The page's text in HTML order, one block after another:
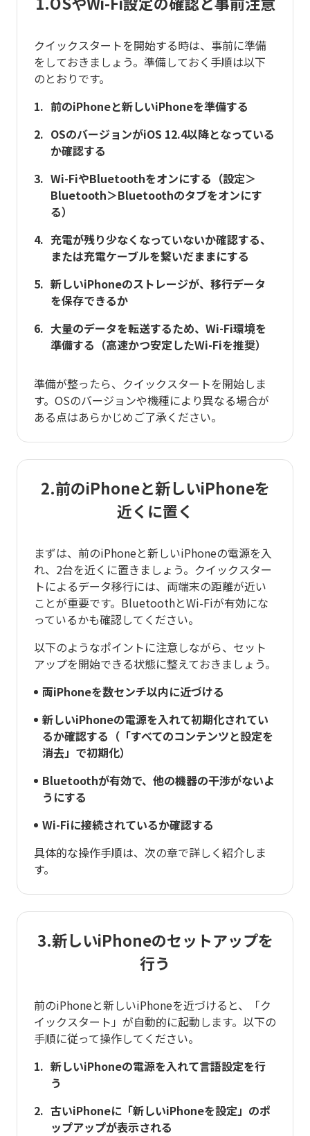
クイックスタートを開始する時は、事前に準備
をしておきましょう。準備しておく手順は以下
のとおりです。
前のiPhoneと新しいiPhoneを準備する
OSのバージョンがiOS 12.4以降となっている
か確認する
Wi-FiやBluetoothをオンにする（設定＞
Bluetooth＞Bluetoothのタブをオンにす
る）
充電が残り少なくなっていないか確認する、
または充電ケーブルを繋いだままにする
新しいiPhoneのストレージが、移行データ
を保存できるか
大量のデータを転送するため、Wi-Fi環境を
準備する（高速かつ安定したWi-Fiを推奨）
準備が整ったら、クイックスタートを開始しま
す。OSのバージョンや機種により異なる場合が
ある点はあらかじめご了承ください。
2.前のiPhoneと新しいiPhoneを
近くに置く
まずは、前のiPhoneと新しいiPhoneの電源を入
れ、2台を近くに置きましょう。クイックスター
トによるデータ移行には、両端末の距離が近い
ことが重要です。BluetoothとWi-Fiが有効にな
っているかも確認してください。
以下のようなポイントに注意しながら、セット
アップを開始できる状態に整えておきましょう。
両iPhoneを数センチ以内に近づける
新しいiPhoneの電源を入れて初期化されてい
るか確認する（「すべてのコンテンツと設定を
消去」で初期化）
Bluetoothが有効で、他の機器の干渉がないよ
うにする
Wi-Fiに接続されているか確認する
具体的な操作手順は、次の章で詳しく紹介しま
す。
3.新しいiPhoneのセットアップを
行う
前のiPhoneと新しいiPhoneを近づけると、「ク
イックスタート」が自動的に起動します。以下の
手順に従って操作してください。
新しいiPhoneの電源を入れて言語設定を行
う
古いiPhoneに「新しいiPhoneを設定」のポ
ップアップが表示される